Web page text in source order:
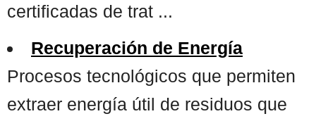
certificadas de trat ...
Recuperación de Energía
Procesos tecnológicos que permiten
extraer energía útil de residuos que